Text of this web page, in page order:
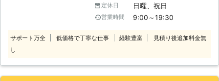
のハチが再利用するということはあり
ませんが、ハチ以外の害虫が住み着く
になることがありますので、ハチ駆除
県」の全ての皆様から、様々な害虫、
害獣駆除の依頼を受けてまいりまし
し、再発防止や対策を心がけ、お住ま
定休日 日曜、祝日
営業時間 9:00～19:30
サポート万全 低価格で丁寧な仕事 経験豊富
見積り後追加料金無
し